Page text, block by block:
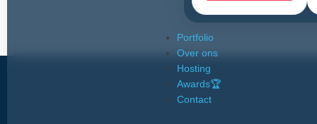
Portfolio
Over ons
Hosting
Awards🏆
Contact